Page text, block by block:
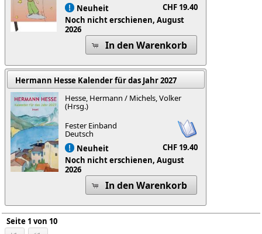
Neuheit
CHF 19.40
Noch nicht erschienen, August
2026
In den Warenkorb
Hermann Hesse Kalender für das Jahr 2027
Hesse, Hermann / Michels, Volker
(Hrsg.)
Fester Einband
Deutsch
Neuheit
CHF 19.40
Noch nicht erschienen, August
2026
In den Warenkorb
Seite 1 von 10